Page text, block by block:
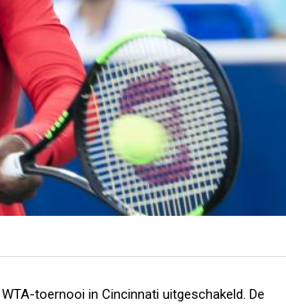
toernooi in Cincinnati uitgeschakeld. De